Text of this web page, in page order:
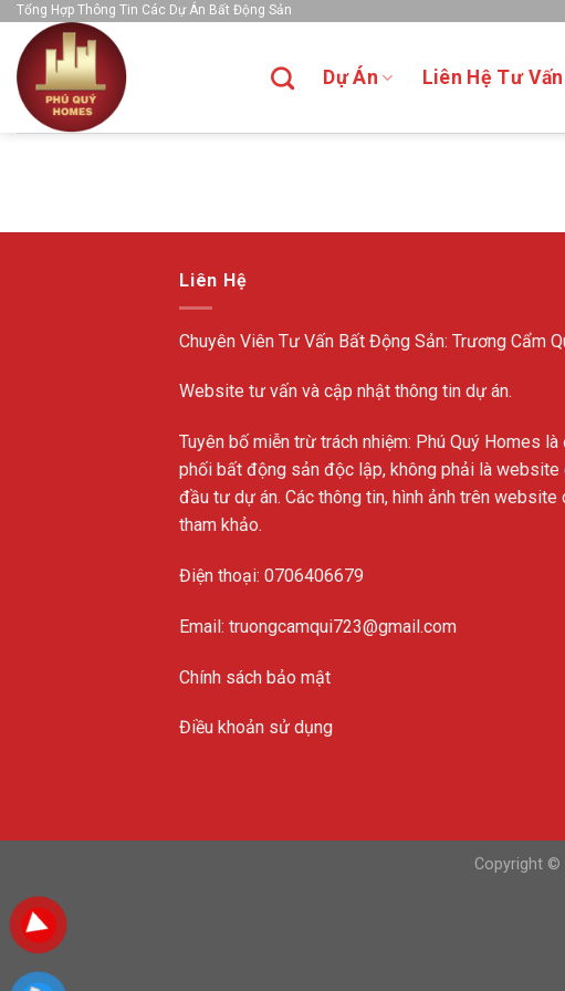
Skip
content
Tổng Hợp Thông Tin Các Dự Án Bất Động Sản
Dự Án Liên Hệ Tư Vấn
Liên Hệ
Chuyên Viên Tư Vấn Bất Động Sản: Trương Cẩm
Website tư vấn và cập nhật thông tin dự án.
Tuyên bố miễn trừ trách nhiệm: Phú Quý Homes
phối bất động sản độc lập, không phải là website
đầu tư dự án. Các thông tin, hình ảnh trên website
tham khảo.
Điện thoại: 0706406679
Email: truongcamqui723@gmail.com
Chính sách bảo mật
Điều khoản sử dụng
Copyright ©